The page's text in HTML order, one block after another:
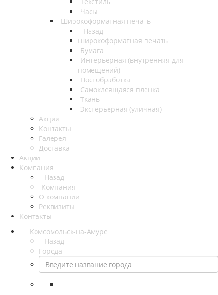
Часы
Широкоформатная печать
Назад
Широкоформатная печать
Бумага
Интерьерная (внутренняя для
помещений)
Постобработка
Самоклеящаяся пленка
Ткань
Экстерьерная (уличная)
Акции
Контакты
Галерея
Доставка
Акции
Компания
Назад
Компания
О компании
Реквизиты
Контакты
Комсомольск-на-Амуре
Назад
Города